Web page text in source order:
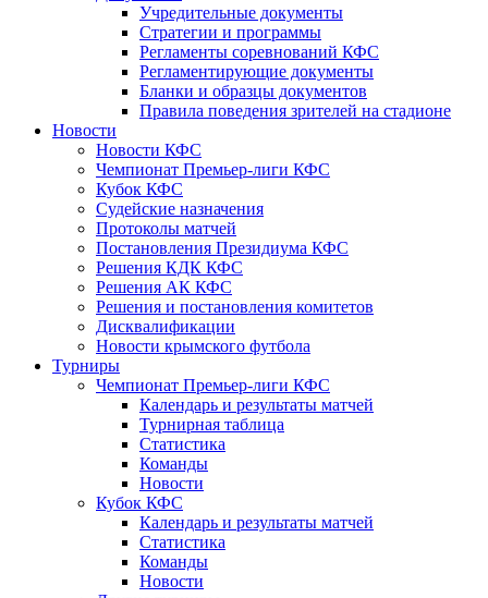
Учредительные документы
Стратегии и программы
Регламенты соревнований КФС
Регламентирующие документы
Бланки и образцы документов
Правила поведения зрителей на стадионе
Новости
Новости КФС
Чемпионат Премьер-лиги КФС
Кубок КФС
Судейские назначения
Протоколы матчей
Постановления Президиума КФС
Решения КДК КФС
Решения АК КФС
Решения и постановления комитетов
Дисквалификации
Новости крымского футбола
Турниры
Чемпионат Премьер-лиги КФС
Календарь и результаты матчей
Турнирная таблица
Статистика
Команды
Новости
Кубок КФС
Календарь и результаты матчей
Статистика
Команды
Новости